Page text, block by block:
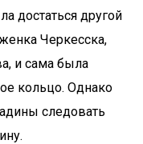
достаться другой
Черкесска,
и сама была
кольцо. Однако
следовать